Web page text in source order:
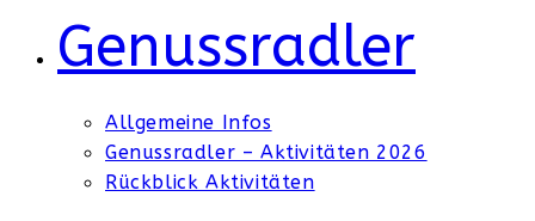
Genussradler
Allgemeine Infos
Genussradler – Aktivitäten 2026
Rückblick Aktivitäten